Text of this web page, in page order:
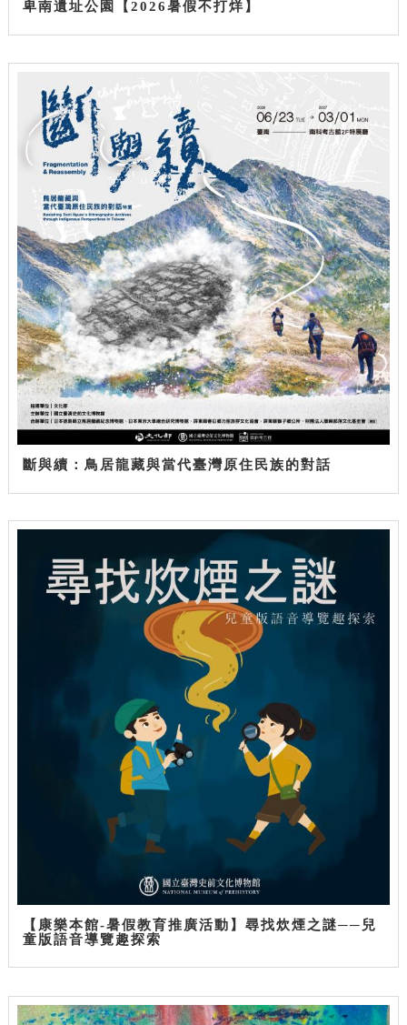
卑南遺址公園【2026暑假不打烊】
斷與續：鳥居龍藏與當代臺灣原住民族的對話
【康樂本館-暑假教育推廣活動】尋找炊煙之謎──兒
童版語音導覽趣探索